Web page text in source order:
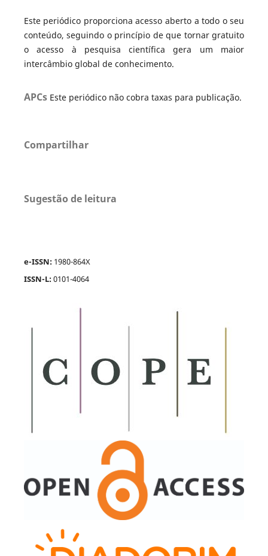
Este periódico proporciona acesso aberto a todo o seu
conteúdo, seguindo o princípio de que tornar gratuito
o acesso à pesquisa científica gera um maior
intercâmbio global de conhecimento.
APCs Este periódico não cobra taxas para publicação.
Compartilhar
Sugestão de leitura
e-ISSN: 1980-864X
ISSN-L:0101-4064